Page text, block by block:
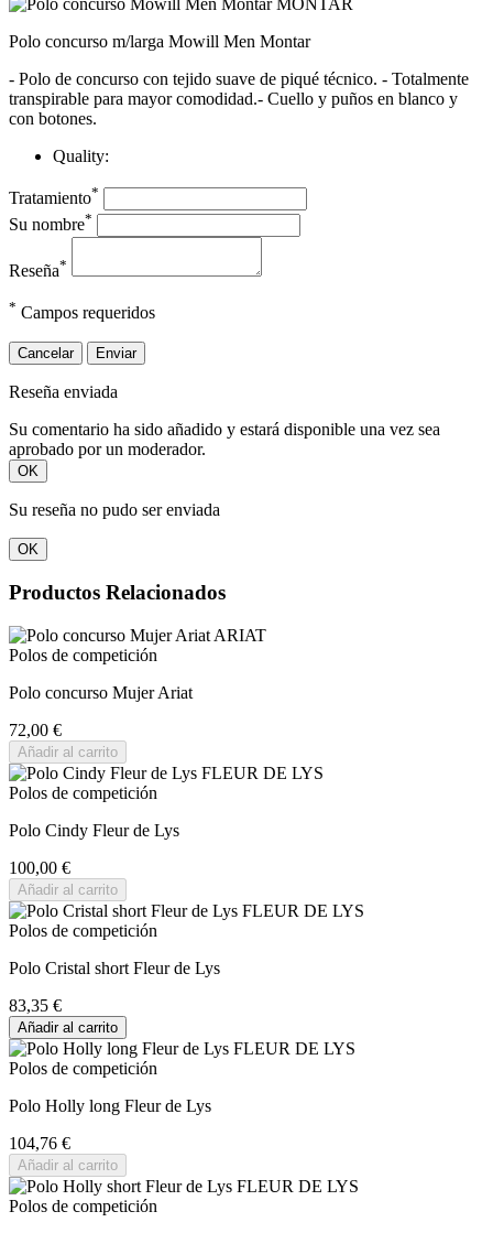
Polo concurso m/larga Mowill Men Montar
- Polo de concurso con tejido suave de piqué técnico. - Totalmente
transpirable para mayor comodidad.- Cuello y puños en blanco y
con botones.
Quality:
Tratamiento*
Su nombre*
Reseña*
* Campos requeridos
Cancelar Enviar
Reseña enviada
Su comentario ha sido añadido y estará disponible una vez sea
aprobado por un moderador.
OK
Su reseña no pudo ser enviada
OK
Productos Relacionados
Polos de competición
Polo concurso Mujer Ariat
72,00 €
Añadir al carrito
Polos de competición
Polo Cindy Fleur de Lys
100,00 €
Añadir al carrito
Polos de competición
Polo Cristal short Fleur de Lys
83,35 €
Añadir al carrito
Polos de competición
Polo Holly long Fleur de Lys
104,76 €
Añadir al carrito
Polos de competición